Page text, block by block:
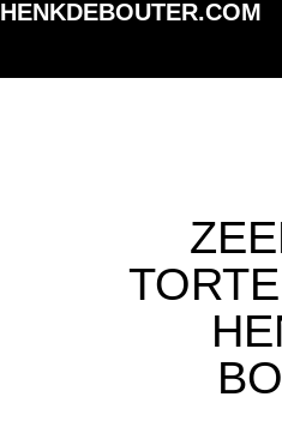
HENKDEBOUTER.COM